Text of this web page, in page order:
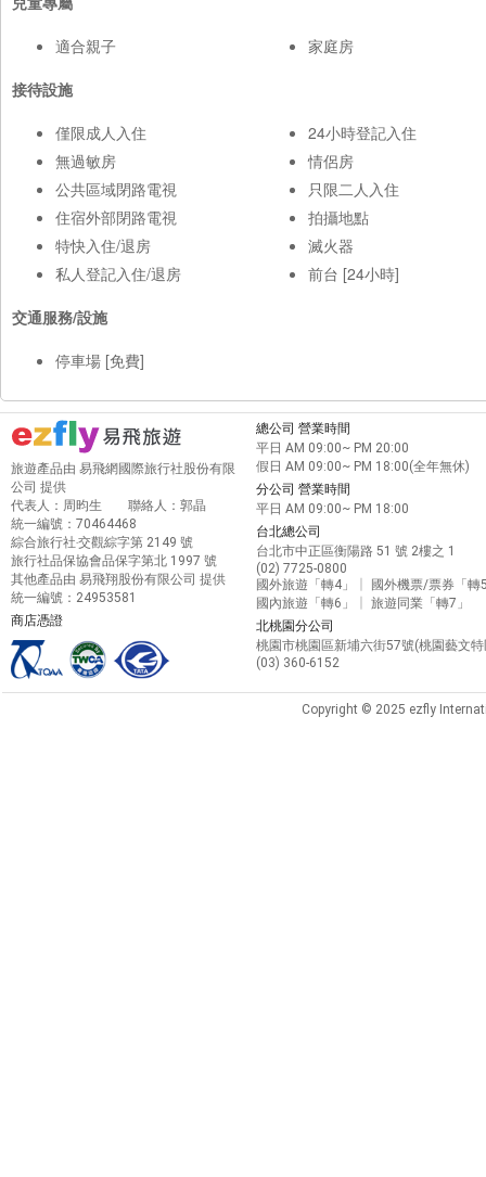
適合親子
家庭房
接待設施
僅限成人入住
無過敏房
公共區域閉路電視
住宿外部閉路電視
特快入住/退房
私人登記入住/退房
24小時登記入住
情侶房
只限二人入住
拍攝地點
滅火器
前台 [24小時]
交通服務/設施
停車場 [免費]